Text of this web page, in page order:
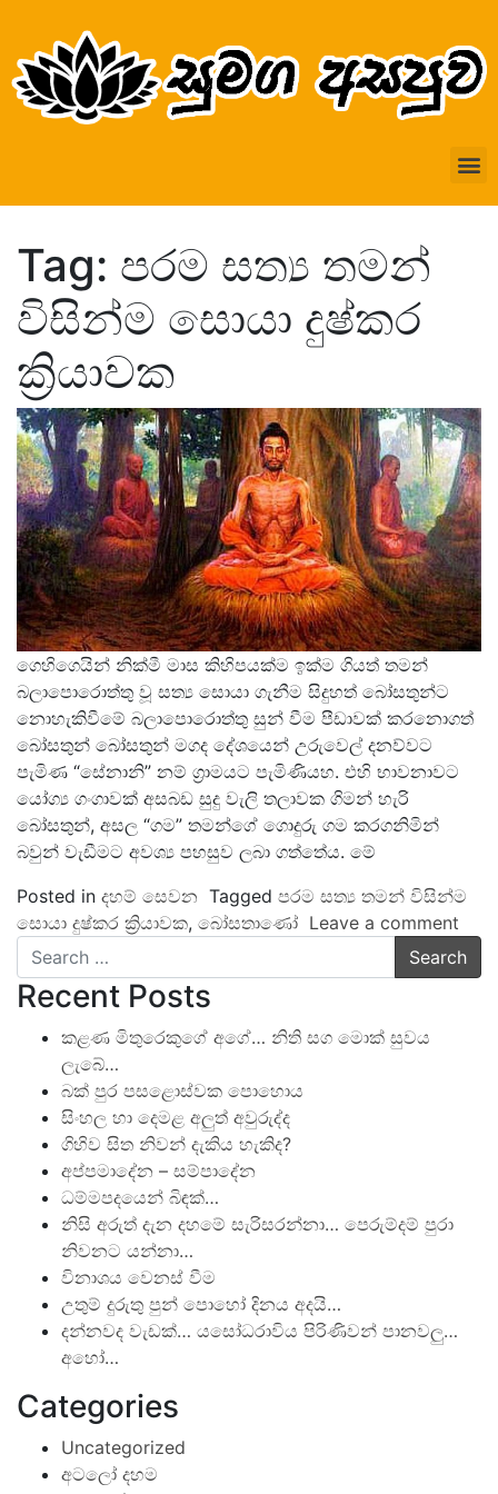
Tag: පරම සත්‍ය තමන්
විසින්ම සොයා දුෂ්කර
ක්‍රියාවක
ගෙහිගෙයින් නික්මී මාස කිහිපයක්ම ඉක්ම ගියත් තමන්
බලාපොරොත්තු වූ සත්‍ය සොයා ගැනීම සිදුහත් බෝසතුන්ට
නොහැකිවීමේ බලාපොරොත්තු සුන් වීම පීඩාවක් කරනොගත්
බෝසතුන් බෝසතුන් මගද දේශයෙන් උරුවෙල් දනව්වට
පැමිණ “සේනානි” නම් ග්‍රාමයට පැමිණියහ. එහි භාවනාවට
යෝග්‍ය ගංගාවක් අසබඩ සුදු වැලි තලාවක ගිමන් හැරි
බෝසතුන්, අසල “ගම” තමන්ගේ ගොදුරු ගම කරගනිමින්
බවුන් වැඩීමට අවශ්‍ය පහසුව ලබා ගත්තේය. මේ
Posted in දහම් සෙවන Tagged පරම සත්‍ය තමන් විසින්ම
සොයා දුෂ්කර ක්‍රියාවක, බෝසතාණෝ Leave a comment
Search
Recent Posts
කළණ මිතුරෙකුගේ අගේ… නිති සග මොක් සුවය
ලැබේ…
බක් පුර පසළොස්වක පොහොය
සිංහල හා දෙමළ අලුත් අවුරුද්ද
ගිහිව සිත නිවන් දැකිය හැකිද?
අප්පමාදේන – සම්පාදේන
ධම්මපදයෙන් බිඳක්…
නිසි අරුත් දැන දහමේ සැරිසරන්නා… පෙරුම්දම් පුරා
නිවනට යන්නා…
විනාශය වෙනස් වීම
උතුම් දුරුතු පුන් පොහෝ දිනය අදයි…
දන්නවද වැඩක්… යසෝධරාවිය පිරිණිවන් පානවලු…
අහෝ…
Categories
Uncategorized
අටලෝ දහම